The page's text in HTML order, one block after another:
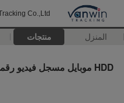
Co.,Ltd
المنزل منتجات
HDD موبايل مسجل فيديو رقمي MDVR 4 قناة مع الكاميرا